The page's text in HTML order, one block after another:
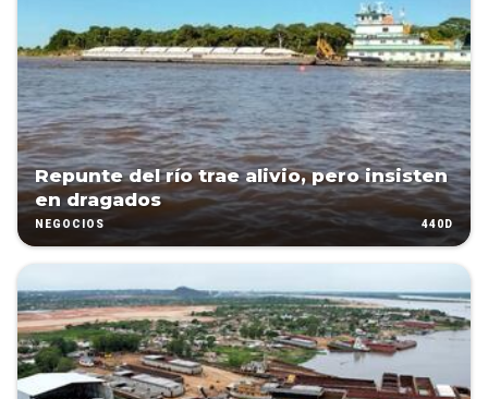
Repunte del río trae alivio, pero insisten
en dragados
NEGOCIOS 440D